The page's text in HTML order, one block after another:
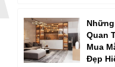
Quan
Mua
Đẹp